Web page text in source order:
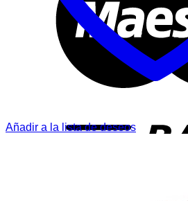
Añadir a la lista de deseos